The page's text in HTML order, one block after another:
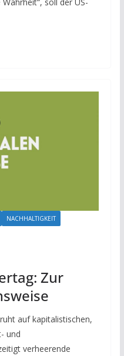
NACHHALTIGKEIT
Zur
auf kapitalistischen,
und
verheerende